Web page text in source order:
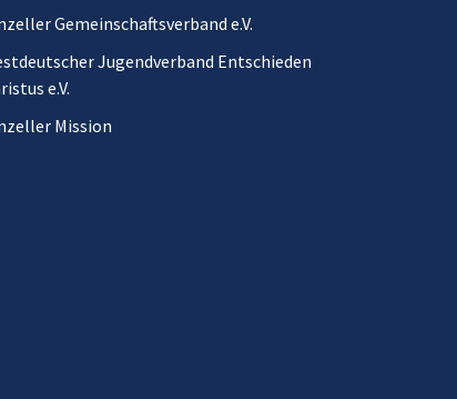
Gemeinschaftsverband e.V.
Jugendverband Entschieden
e.V.
Mission